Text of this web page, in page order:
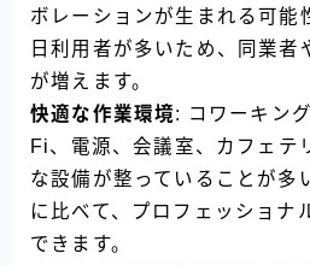
ボレーションが生まれる可能
日利用者が多いため、同業者
が増えます。
快適な作業環境: コワーキン
Fi、電源、会議室、カフェテ
な設備が整っていることが多
に比べて、プロフェッショナ
できます。